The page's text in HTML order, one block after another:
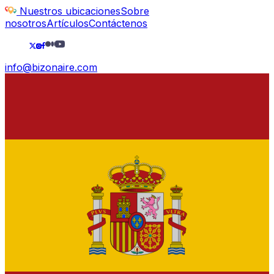
Nuestros ubicacionesSobre
nosotrosArtículosContáctenos
info@bizonaire.com